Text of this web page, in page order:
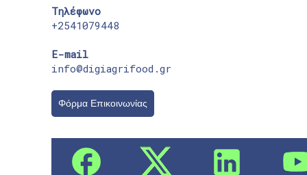
Τηλέφωνο
+2541079448
E-mail
info@digiagrifood.gr
Φόρμα Επικοινωνίας